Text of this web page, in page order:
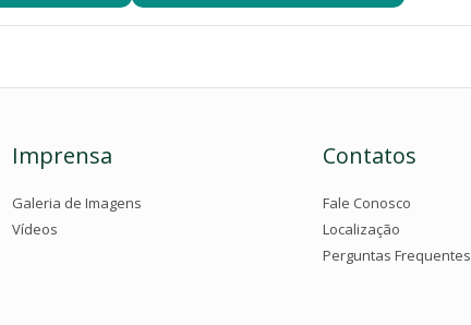
Imprensa
Galeria de Imagens
Vídeos
Contatos
Fale Conosco
Localização
Perguntas Frequentes